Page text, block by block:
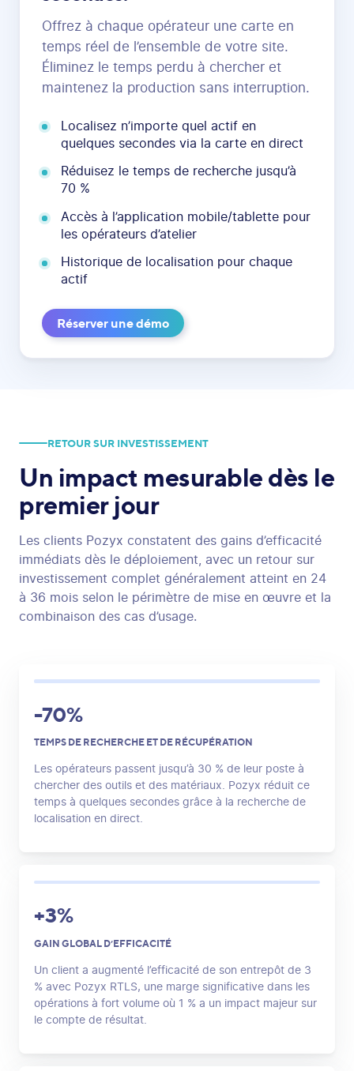
Offrez à chaque opérateur une carte en
temps réel de l’ensemble de votre site.
Éliminez le temps perdu à chercher et
maintenez la production sans interruption.
Localisez n’importe quel actif en
quelques secondes via la carte en direct
Réduisez le temps de recherche jusqu’à
70 %
Accès à l’application mobile/tablette pour
les opérateurs d’atelier
Historique de localisation pour chaque
actif
Réserver une démo
RETOUR SUR INVESTISSEMENT
Un impact mesurable dès le
premier jour
Les clients Pozyx constatent des gains d’efficacité
immédiats dès le déploiement, avec un retour sur
investissement complet généralement atteint en 24
à 36 mois selon le périmètre de mise en œuvre et la
combinaison des cas d’usage.
-70%
TEMPS DE RECHERCHE ET DE RÉCUPÉRATION
Les opérateurs passent jusqu’à 30 % de leur poste à
chercher des outils et des matériaux. Pozyx réduit ce
temps à quelques secondes grâce à la recherche de
localisation en direct.
+3%
GAIN GLOBAL D’EFFICACITÉ
Un client a augmenté l’efficacité de son entrepôt de 3
% avec Pozyx RTLS, une marge significative dans les
opérations à fort volume où 1 % a un impact majeur sur
le compte de résultat.